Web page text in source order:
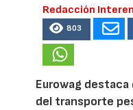
Redacción
803
Eurowag
del transporte